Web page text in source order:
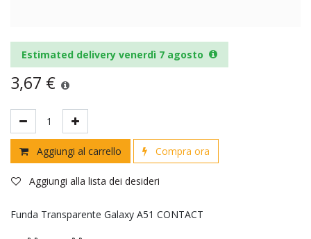
Estimated delivery venerdì 7 agosto
3,67 €
Aggiungi al carrello Compra ora
Aggiungi alla lista dei desideri
Funda Transparente Galaxy A51 CONTACT